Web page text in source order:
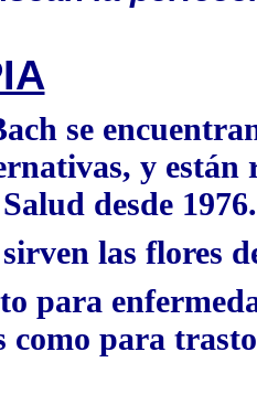
se
y están
desde
las flores
para
como para